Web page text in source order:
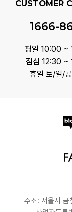
CUSTOMER
1666-
평일 10:00 ~
점심 12:30 ~
휴일 토/일/
주소: 서울시